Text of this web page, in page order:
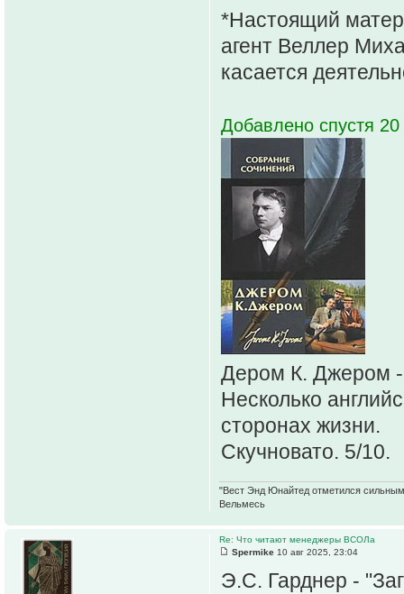
*Настоящий
агент Веллер
касается
Добавлено спустя
Дером К. Джером -
Несколько
сторонах жизни.
Скучновато. 5/10.
"Вест Энд Юнайтед отметился сильным
Вельмесь
Re: Что читают менеджеры ВСОЛа
Spermike 10 авг 2025, 23:04
Э.С. Гарднер -